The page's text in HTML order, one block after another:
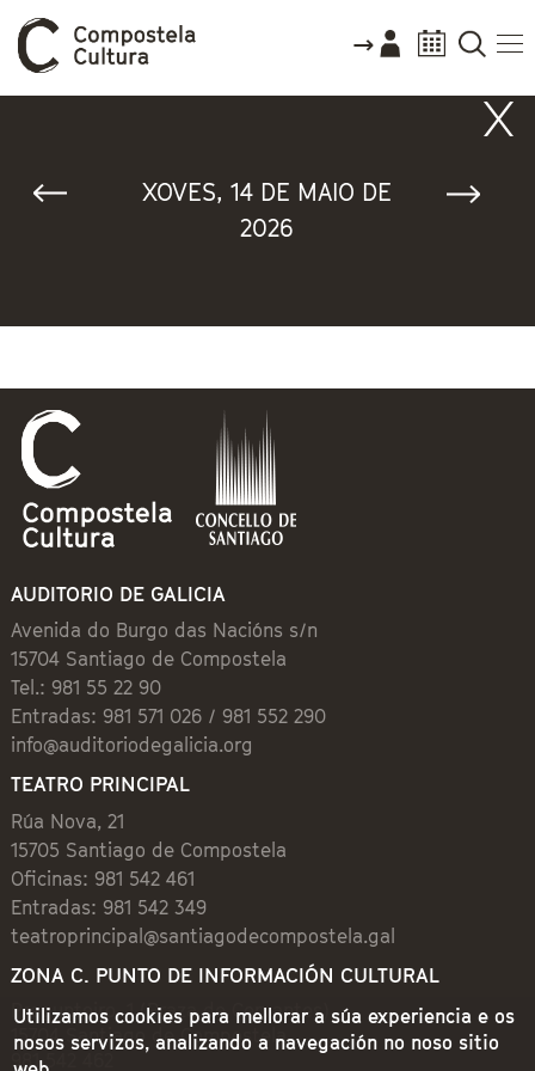
XOVES, 14 DE MAIO DE
2026
AUDITORIO DE GALICIA
Avenida do Burgo das Nacións s/n
15704 Santiago de Compostela
Tel.: 981 55 22 90
Entradas: 981 571 026 / 981 552 290
info@auditoriodegalicia.org
TEATRO PRINCIPAL
Rúa Nova, 21
15705 Santiago de Compostela
Oficinas: 981 542 461
Entradas: 981 542 349
teatroprincipal@santiagodecompostela.gal
ZONA C. PUNTO DE INFORMACIÓN CULTURAL
Preguntoiro, 1 (Praza de Cervantes)
15704 Santiago de Compostela
981 542 462
Utilizamos cookies para mellorar a súa experiencia e os
nosos servizos, analizando a navegación no noso sitio